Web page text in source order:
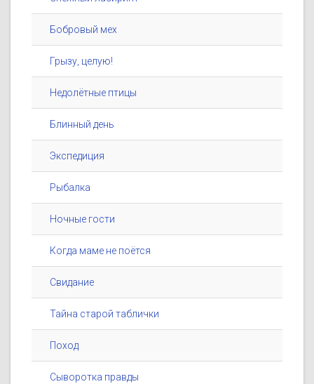
Бобровый мех
Грызу, целую!
Недолётные птицы
Блинный день
Экспедиция
Рыбалка
Ночные гости
Когда маме не поётся
Свидание
Тайна старой таблички
Поход
Сыворотка правды